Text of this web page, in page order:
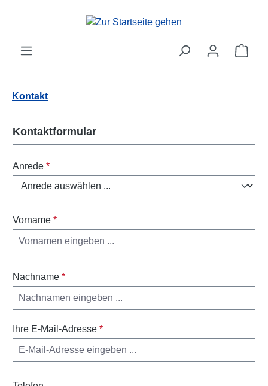
Zum Hauptinhalt springen
Kontakt
Kontaktformular
Anrede *
Vorname *
Nachname *
Ihre E-Mail-Adresse *